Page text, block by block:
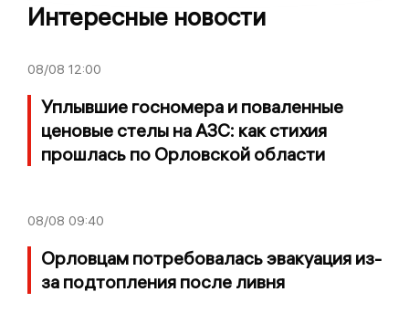
Интересные новости
08/08 12:00
Уплывшие госномера и поваленные
ценовые стелы на АЗС: как стихия
прошлась по Орловской области
08/08 09:40
Орловцам потребовалась эвакуация из-
за подтопления после ливня